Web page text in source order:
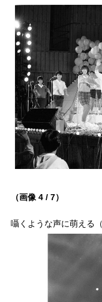
（画像 4 / 7）
囁くような声に萌える